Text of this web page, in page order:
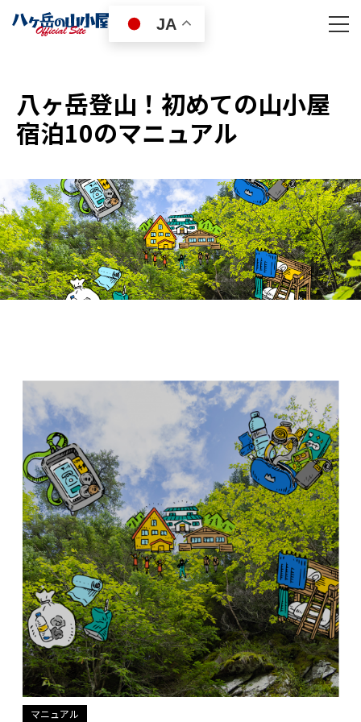
JA
八ヶ岳登山！初めての山小屋
宿泊10のマニュアル
マニュアル